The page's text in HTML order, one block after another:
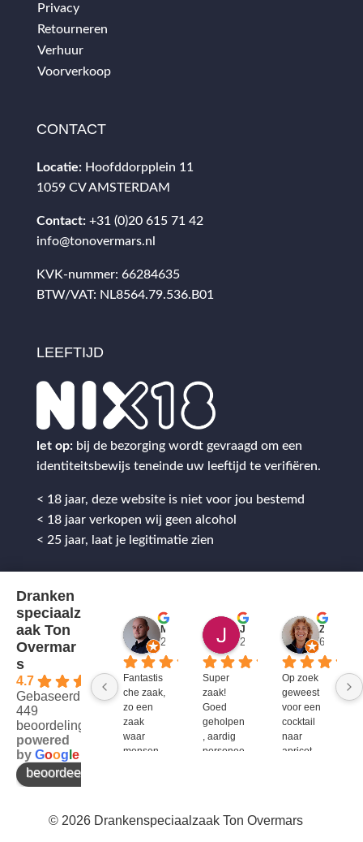
Privacy
Retourneren
Verhuur
Voorverkoop
CONTACT
Locatie: Hoofddorpplein 11
1059 CV AMSTERDAM
Contact: +31 (0)20 615 71 42
info@tonovermars.nl
KVK-nummer: 66284635
BTW/VAT: NL8564.79.536.B01
LEEFTIJD
let op: bij de bezorging wordt gevraagd om een
identiteitsbewijs teneinde uw leeftijd te verifiëren.
< 18 jaar, deze website is niet voor jou bestemd
< 18 jaar verkopen wij geen alcohol
< 25 jaar, laat je legitimatie zien
Dranken
speciaalz
aak Ton
Overmar
s
4.7
Gebaseerd op
449
beoordelingen
powered
by Goog e
beoordeel ons op
2 jaar geleden
Fantastis
che zaak,
zo een
zaak
waar
mensen
enthousi
2 jaar geleden
Super
zaak!
Goed
geholpen
, aardig
personee
6 jaar
Op zoek
geweest
voor een
cocktail
naar
apricot
niet te
© 2026 Drankenspeciaalzaak Ton Overmars